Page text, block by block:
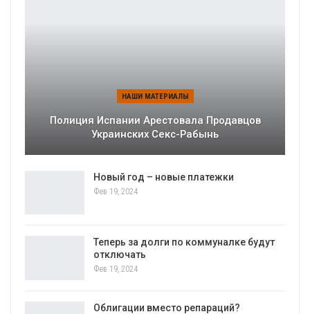
НАШИ МАТЕРИАЛЫ
Полиция Испании Арестовала Продавцов
Украинских Секс-Рабынь
Новый год – новые платежки
Фев 19, 2024
Теперь за долги по коммуналке будут
отключать
Фев 19, 2024
Облигации вместо репараций?